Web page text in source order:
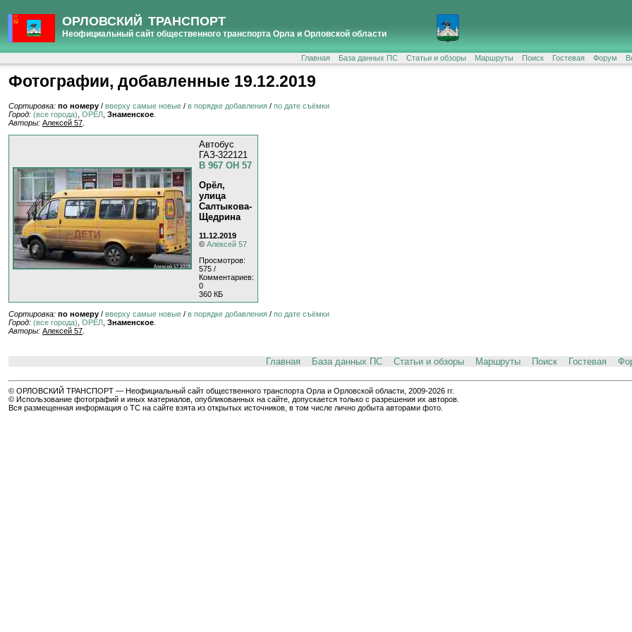
ОРЛОВСКИЙ ТРАНСПОРТ
Неофициальный сайт общественного транспорта Орла и Орловской области
Главная База данных ПС Статьи и обзоры Маршруты Поиск Гостевая Форум
Фотографии, добавленные 19.12.2019
Сортировка: по номеру / вверху самые новые / в порядке добавления / по дате съёмки
Город: (все города) ОРЁЛ Знаменское
Авторы: Алексей 57
Автобус
ГАЗ-322121
В 967 ОН 57
Орёл,
улица
Салтыкова-
Щедрина
11.12.2019
© Алексей 57
Просмотров:
575 /
Комментариев:
0
360 КБ
Сортировка: по номеру / вверху самые новые / в порядке добавления / по дате съёмки
Город: (все города), ОРЁЛ, Знаменское.
Авторы: Алексей 57.
Главная База данных ПС Статьи и обзоры Маршруты Поиск Гостевая
© ОРЛОВСКИЙ ТРАНСПОРТ — Неофициальный сайт общественного транспорта Орла и Орловской области, 2009-2026 гг.
© Использование фотографий и иных материалов, опубликованных на сайте, допускается только с разрешения их авторов.
Вся размещенная информация о ТС на сайте взята из открытых источников, в том числе лично добыта авторами фото.